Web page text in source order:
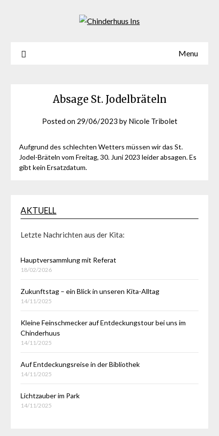
Menu
Absage St. Jodelbräteln
Posted on 29/06/2023 by Nicole Tribolet
Aufgrund des schlechten Wetters müssen wir das St.
Jodel-Bräteln vom Freitag, 30. Juni 2023 leider absagen. Es
gibt kein Ersatzdatum.
AKTUELL
Letzte Nachrichten aus der Kita:
Hauptversammlung mit Referat
18/02/2026
Zukunftstag – ein Blick in unseren Kita-Alltag
14/11/2025
Kleine Feinschmecker auf Entdeckungstour bei uns im
Chinderhuus
14/11/2025
Auf Entdeckungsreise in der Bibliothek
14/11/2025
Lichtzauber im Park
14/11/2025